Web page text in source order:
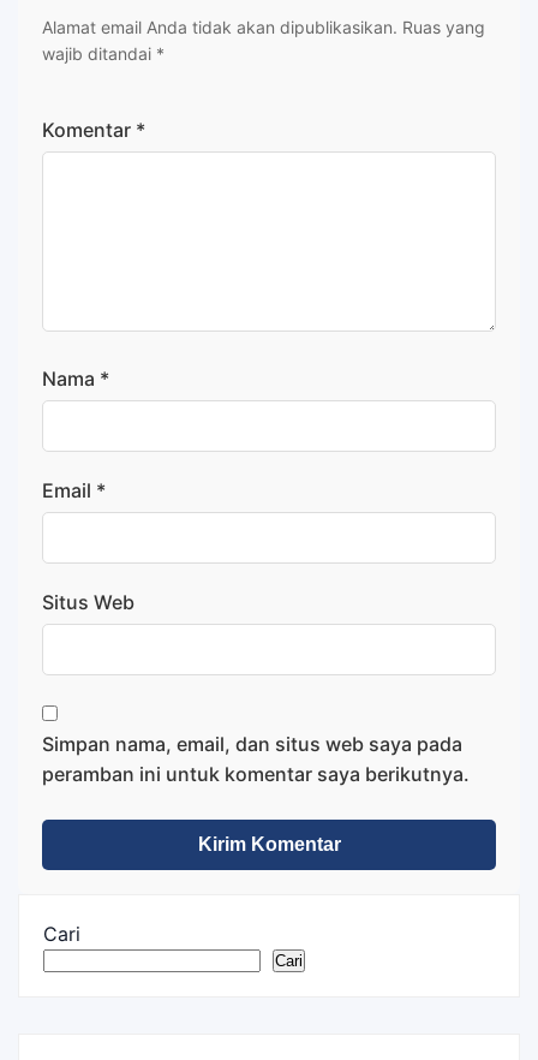
Alamat email Anda tidak akan dipublikasikan. Ruas yang
wajib ditandai *
Komentar *
Nama *
Email *
Situs Web
Simpan nama, email, dan situs web saya pada
peramban ini untuk komentar saya berikutnya.
Cari
Cari